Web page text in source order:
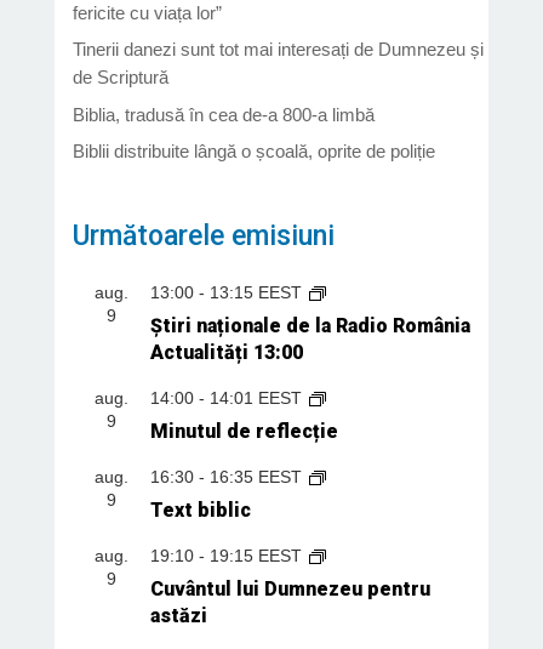
fericite cu viața lor”
Tinerii danezi sunt tot mai interesați de Dumnezeu și
de Scriptură
Biblia, tradusă în cea de-a 800-a limbă
Biblii distribuite lângă o școală, oprite de poliție
Următoarele emisiuni
aug.
9
13:00- 13:15 EEST
Știri naționale de la Radio România
Actualități 13:00
aug.
9
14:00- 14:01 EEST
Minutul de reflecție
aug.
9
16:30- 16:35 EEST
Text biblic
aug.
9
19:10- 19:15 EEST
Cuvântul lui Dumnezeu pentru
astăzi